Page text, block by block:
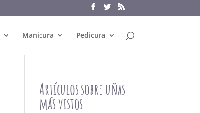
Manicura Pedicura
Artículos sobre uñas
más vistos